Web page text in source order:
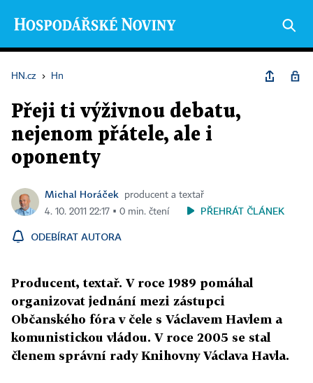
HN.cz › Hn
Přeji ti výživnou debatu,
nejenom přátele, ale i
oponenty
Michal Horáček
producent a textař
4. 10. 2011 22:17 ▪ 0 min. čtení
PŘEHRÁT ČLÁNEK
ODEBÍRAT AUTORA
Producent, textař. V roce 1989 pomáhal
organizovat jednání mezi zástupci
Občanského fóra v čele s Václavem Havlem a
komunistickou vládou. V roce 2005 se stal
členem správní rady Knihovny Václava Havla.